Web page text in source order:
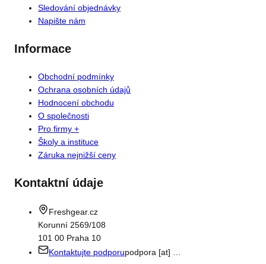
Sledování objednávky
Napište nám
Informace
Obchodní podmínky
Ochrana osobních údajů
Hodnocení obchodu
O společnosti
Pro firmy +
Školy a instituce
Záruka nejnižší ceny
Kontaktní údaje
Freshgear.cz
Korunní 2569/108
101 00 Praha 10
Kontaktujte podporupodpora [at] …